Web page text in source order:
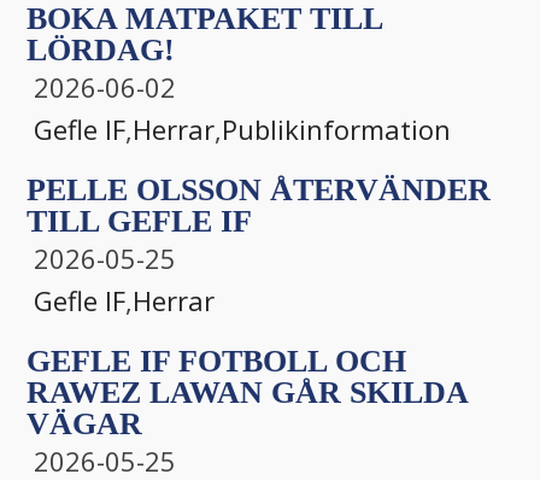
BOKA MATPAKET TILL
LÖRDAG!
2026-06-02
Gefle IF,Herrar,Publikinformation
PELLE OLSSON ÅTERVÄNDER
TILL GEFLE IF
2026-05-25
Gefle IF,Herrar
GEFLE IF FOTBOLL OCH
RAWEZ LAWAN GÅR SKILDA
VÄGAR
2026-05-25